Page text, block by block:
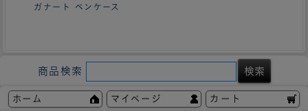
ガナート ペンケース
商品検索
ホーム マイページ カート